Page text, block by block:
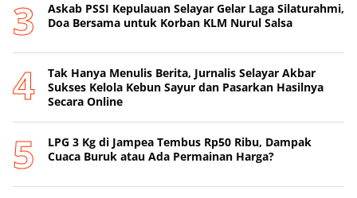
‎Askab PSSI Kepulauan Selayar Gelar Laga Silaturahmi,
Doa Bersama untuk Korban KLM Nurul Salsa
‎Tak Hanya Menulis Berita, Jurnalis Selayar Akbar
Sukses Kelola Kebun Sayur dan Pasarkan Hasilnya
Secara Online
‎LPG 3 Kg di Jampea Tembus Rp50 Ribu, Dampak
Cuaca Buruk atau Ada Permainan Harga? ‎